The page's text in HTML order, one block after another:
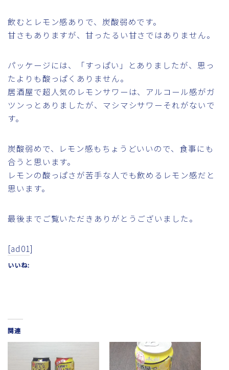
飲むとレモン感ありで、炭酸弱めです。
甘さもありますが、甘ったるい甘さではありません。
パッケージには、「すっぱい」とありましたが、思っ
たよりも酸っぱくありません。
居酒屋で超人気のレモンサワーは、アルコール感がガ
ツンっとありましたが、マシマシサワーそれがないで
す。
炭酸弱めで、レモン感もちょうどいいので、食事にも
合うと思います。
レモンの酸っぱさが苦手な人でも飲めるレモン感だと
思います。
最後までご覧いただきありがとうございました。
[ad01]
いいね:
関連